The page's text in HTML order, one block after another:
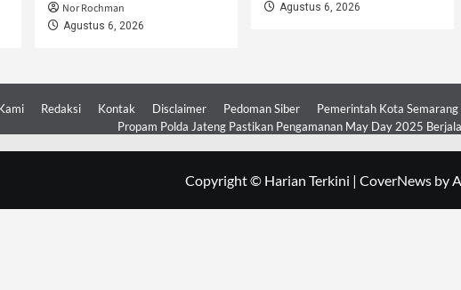
Nor Rochman
Agustus 6, 2026
Agustus 6, 2026
Redaksi Kontak Disclaimer Pedoman Siber
Pemerintah Kota
Propam Polda Jateng Pastikan Pengamanan May Day 2025
Copyright © Harian Terkini | CoverNewsby